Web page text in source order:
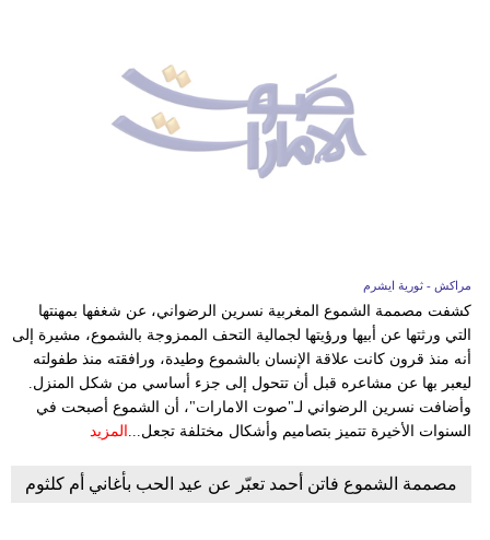
مراكش - ثورية ايشرم
كشفت مصممة الشموع المغربية نسرين الرضواني، عن شغفها بمهنتها
التي ورثتها عن أبيها ورؤيتها لجمالية التحف الممزوجة بالشموع، مشيرة إلى
أنه منذ قرون كانت علاقة الإنسان بالشموع وطيدة، ورافقته منذ طفولته
ليعبر بها عن مشاعره قبل أن تتحول إلى جزء أساسي من شكل المنزل.
وأضافت نسرين الرضواني لـ"صوت الامارات"، أن الشموع أصبحت في
السنوات الأخيرة تتميز بتصاميم وأشكال مختلفة تجعل... المزيد
مصممة الشموع فاتن أحمد تعبّر عن عيد الحب بأغاني أم كلثوم